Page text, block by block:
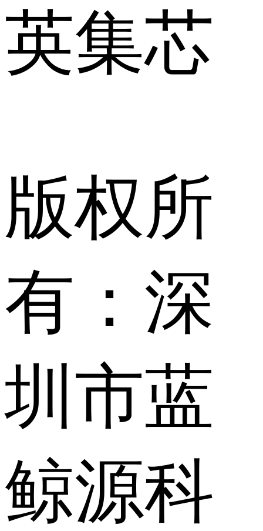
英集芯
版权所
有：深
圳市蓝
鲸源科